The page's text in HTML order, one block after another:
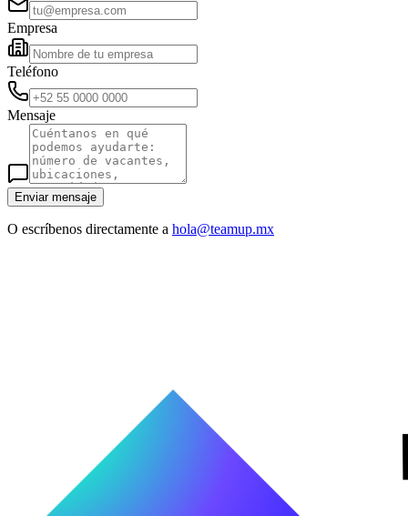
Empresa
Teléfono
Mensaje
Enviar mensaje
O escríbenos directamente a hola@teamup.mx